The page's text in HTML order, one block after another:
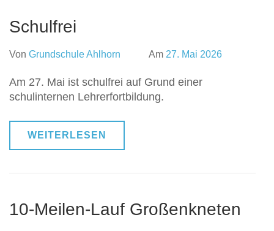
Schulfrei
Von Grundschule Ahlhorn Am 27. Mai 2026
Am 27. Mai ist schulfrei auf Grund einer
schulinternen Lehrerfortbildung.
WEITERLESEN
10-Meilen-Lauf Großenkneten